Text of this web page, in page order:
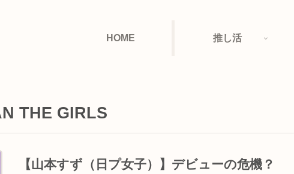
HOME 推し活
THE GIRLS
【山本すず（日プ女子）】デビューの危機？